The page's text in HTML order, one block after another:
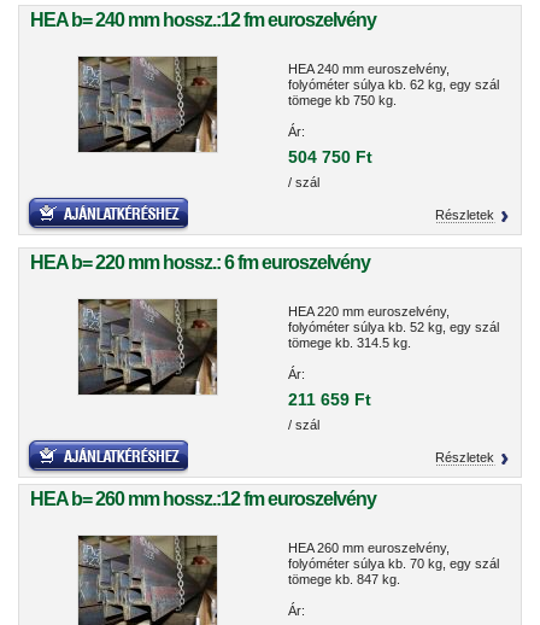
HEA b= 240 mm hossz.:12 fm euroszelvény
HEA 240 mm euroszelvény,
folyóméter súlya kb. 62 kg, egy szál
tömege kb 750 kg.
Ár:
504 750 Ft
/ szál
Részletek
HEA b= 220 mm hossz.: 6 fm euroszelvény
HEA 220 mm euroszelvény,
folyóméter súlya kb. 52 kg, egy szál
tömege kb. 314.5 kg.
Ár:
211 659 Ft
/ szál
Részletek
HEA b= 260 mm hossz.:12 fm euroszelvény
HEA 260 mm euroszelvény,
folyóméter súlya kb. 70 kg, egy szál
tömege kb. 847 kg.
Ár: